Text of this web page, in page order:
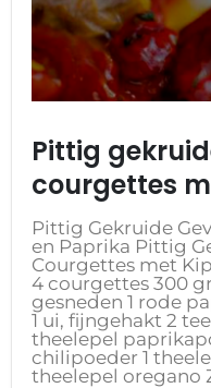
Pittig
courgettes
Pittig Gekruide
en Paprika Pittig
Courgettes met
4 courgettes 300
gesneden 1 rode
1 ui, fijngehakt 2
theelepel
chilipoeder 1
theelepel oregano